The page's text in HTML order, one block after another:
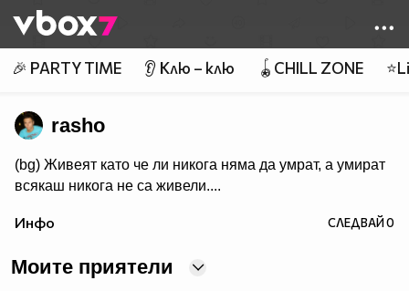
👾
🎉 PARTY TIME 👂 Клю – клю 🪀CHILL ZONE
rasho
(bg) Живеят като че ли никога няма да умрат, а умират
всякаш никога не са живели....
Инфо СЛЕДВАЙ0
Моите приятели